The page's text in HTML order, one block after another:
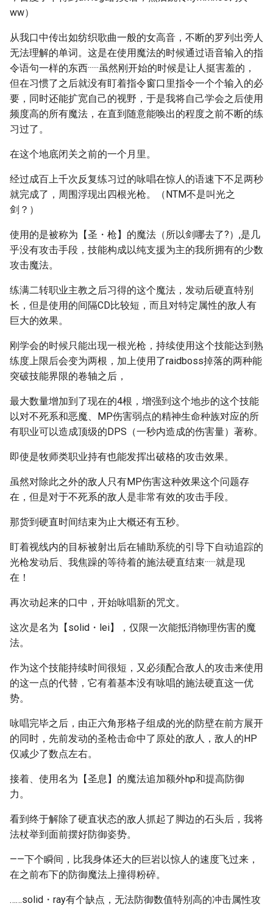
ww）
从我口中传出如纺织歌曲一般的女高音，不断的罗列出旁人
无法理解的单词。这是在使用魔法的时候通过语音输入的指
令语句一样的东西······虽然刚开始的时候是让人挺害羞的，
但在习惯了之后就没有盯着指令窗口里指令一个个输入的必
要，同时还能扩宽自己的视野，于是我将自己学会之后使用
频度高的所有魔法，在直到随意能唤出的程度之前不断的练
习过了。
在这个地底闭关之前的一个月里。
经过成百上千次反复练习过的咏唱在惊人的语速下不足两秒
就完成了，周围浮现出四根光枪。（NTM不是叫光之
剑？）
使用的是被称为【圣・枪】的魔法（所以剑哪去了?）,是几
乎没有攻击手段，技能构成以纯支援为主的我所拥有的少数
攻击魔法。
练满二转职业主教之后习得的这个魔法，发动后硬直特别
长，但是使用的间隔CD比较短，而且对特定属性的敌人有
巨大的效果。
刚学会的时候只能出现一根光枪，持续使用这个技能达到熟
练度上限后会变为两根，加上使用了raidboss掉落的两种能
突破技能界限的卷轴之后，
最大数量增加到了现在的4根，增强到这个地步的这个技能
以对不死系和恶魔、MP伤害弱点的精神生命种族对应的所
有职业可以造成顶级的DPS（一秒内造成的伤害量）著称。
即使是牧师类职业持有也能发挥出破格的攻击效果。
虽然对除此之外的敌人只有MP伤害这种效果这个问题存
在，但是对于不死系的敌人是非常有效的攻击手段。
那货到硬直时间结束为止大概还有五秒。
盯着视线内的目标被射出后在辅助系统的引导下自动追踪的
光枪发动后、我焦躁的等待着的施法硬直结束······就是现
在！
再次动起来的口中，开始咏唱新的咒文。
这次是名为【solid・lei】，仅限一次能抵消物理伤害的魔
法。
作为这个技能持续时间很短，又必须配合敌人的攻击来使用
的这一点的代替，它有着基本没有咏唱的施法硬直这一优
势。
咏唱完毕之后，由正六角形格子组成的光的防壁在前方展开
的同时，先前发动的圣枪击命中了原处的敌人，敌人的HP
仅减少了数点左右。
接着、使用名为【圣息】的魔法追加额外hp和提高防御
力。
看到终于解除了硬直状态的敌人抓起了脚边的石头后，我将
法杖举到面前摆好防御姿势。
——下个瞬间，比我身体还大的巨岩以惊人的速度飞过来，
在之前布下的防御魔法上撞得粉碎。
……solid・ray有个缺点，无法防御数值特别高的冲击属性攻